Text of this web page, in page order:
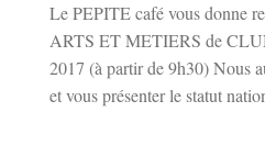
Le PEPITE café vous donne
ARTS ET METIERS de
2017 (à partir de 9h30) Nous
et vous présenter le statut